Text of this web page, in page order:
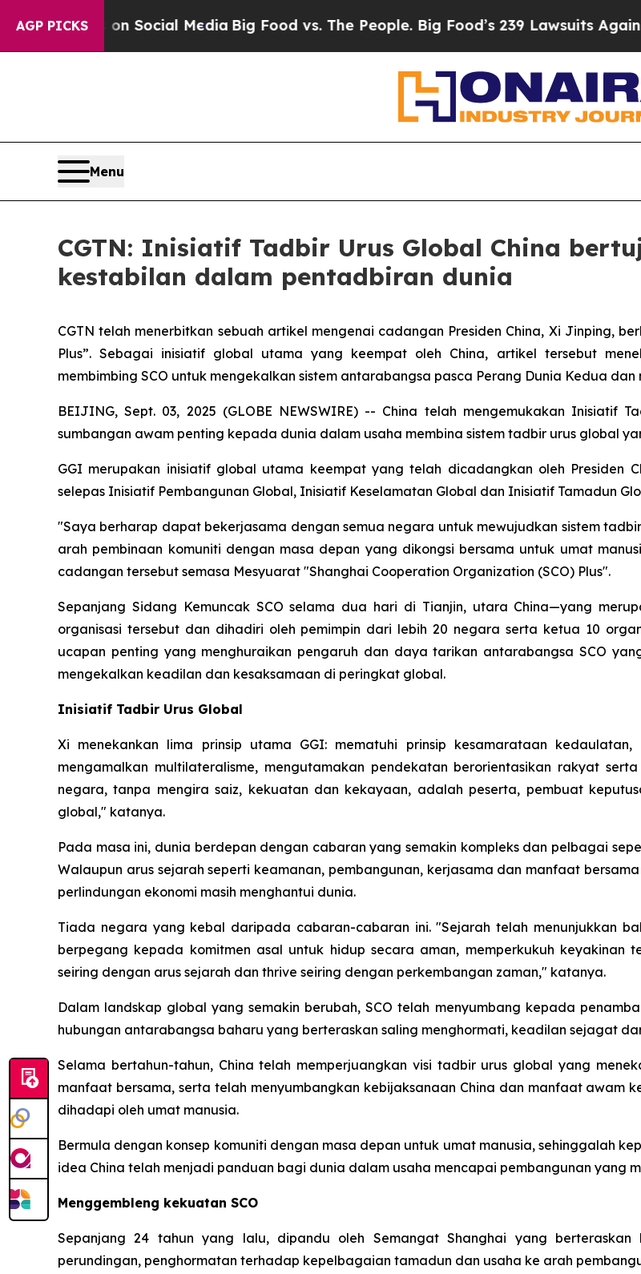
AGP PICKSon Social Media Big Food vs. The People. Big Food’s 239 Lawsuits Against
Menu
CGTN: Inisiatif Tadbir Urus Global China
kestabilan dalam pentadbiran dunia
CGTN telah menerbitkan sebuah artikel mengenai cadangan Presiden China, Xi Jinping,
Plus”. Sebagai inisiatif global utama yang keempat oleh China, artikel tersebut
membimbing SCO untuk mengekalkan sistem antarabangsa pasca Perang Dunia Kedua
BEIJING, Sept. 03, 2025 (GLOBE NEWSWIRE) -- China telah mengemukakan Inisiatif
sumbangan awam penting kepada dunia dalam usaha membina sistem tadbir urus global
GGI merupakan inisiatif global utama keempat yang telah dicadangkan oleh Presiden
selepas Inisiatif Pembangunan Global, Inisiatif Keselamatan Global dan Inisiatif Tamadun
"Saya berharap dapat bekerjasama dengan semua negara untuk mewujudkan sistem
arah pembinaan komuniti dengan masa depan yang dikongsi bersama untuk umat
cadangan tersebut semasa Mesyuarat "Shanghai Cooperation Organization (SCO) Plus".
Sepanjang Sidang Kemuncak SCO selama dua hari di Tianjin, utara China—yang
organisasi tersebut dan dihadiri oleh pemimpin dari lebih 20 negara serta ketua 10
ucapan penting yang menghuraikan pengaruh dan daya tarikan antarabangsa SCO
mengekalkan keadilan dan kesaksamaan di peringkat global.
Inisiatif Tadbir Urus Global
Xi menekankan lima prinsip utama GGI: mematuhi prinsip kesamarataan
mengamalkan multilateralisme, mengutamakan pendekatan berorientasikan rakyat
negara, tanpa mengira saiz, kekuatan dan kekayaan, adalah peserta, pembuat
global," katanya.
Pada masa ini, dunia berdepan dengan cabaran yang semakin kompleks dan pelbagai
Walaupun arus sejarah seperti keamanan, pembangunan, kerjasama dan manfaat
perlindungan ekonomi masih menghantui dunia.
Tiada negara yang kebal daripada cabaran-cabaran ini. "Sejarah telah menunjukkan
berpegang kepada komitmen asal untuk hidup secara aman, memperkukuh keyakinan
seiring dengan arus sejarah dan thrive seiring dengan perkembangan zaman," katanya.
Dalam landskap global yang semakin berubah, SCO telah menyumbang kepada
hubungan antarabangsa baharu yang berteraskan saling menghormati, keadilan sejagat
Selama bertahun-tahun, China telah memperjuangkan visi tadbir urus global yang
manfaat bersama, serta telah menyumbangkan kebijaksanaan China dan manfaat awam
dihadapi oleh umat manusia.
Bermula dengan konsep komuniti dengan masa depan untuk umat manusia, sehinggalah
idea China telah menjadi panduan bagi dunia dalam usaha mencapai pembangunan yang
Menggembleng kekuatan SCO
Sepanjang 24 tahun yang lalu, dipandu oleh Semangat Shanghai yang berteraskan
perundingan, penghormatan terhadap kepelbagaian tamadun dan usaha ke arah